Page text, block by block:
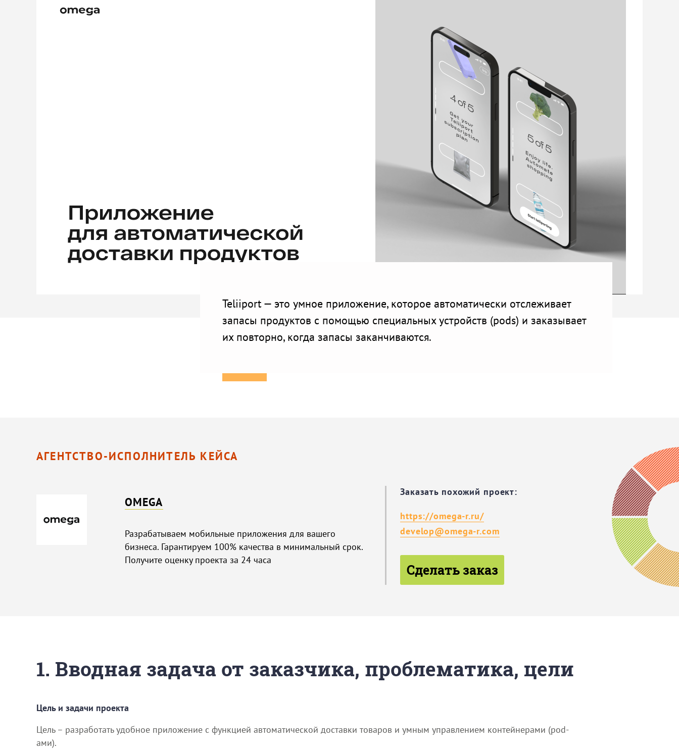
Teliiport — это умное приложение, которое автоматически отслеживает
запасы продуктов с помощью специальных устройств (pods) и заказывает
их повторно, когда запасы заканчиваются.
АГЕНТСТВО-ИСПОЛНИТЕЛЬ КЕЙСА
OMEGA
Разрабатываем мобильные приложения для вашего
бизнеса. Гарантируем 100% качества в минимальный срок.
Получите оценку проекта за 24 часа
Заказать похожий проект:
https://omega-r.ru/
develop@omega-r.com
Сделать заказ
1. Вводная задача от заказчика, проблематика, цели
Цель и задачи проекта
Цель – разработать удобное приложение с функцией автоматической доставки товаров и умным управлением контейнерами (pod-
ами).